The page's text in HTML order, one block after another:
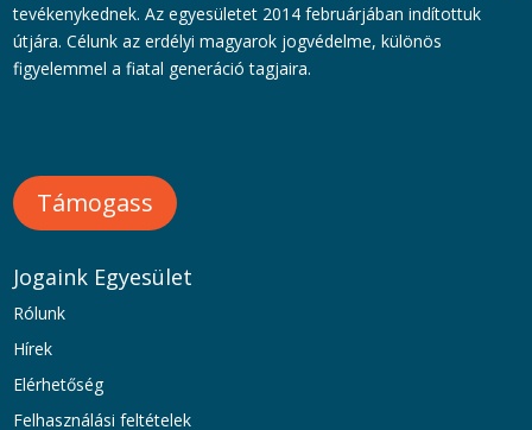
tevékenykednek. Az egyesületet 2014 februárjában indítottuk
útjára. Célunk az erdélyi magyarok jogvédelme, különös
figyelemmel a fiatal generáció tagjaira.
Támogass
Jogaink Egyesület
Rólunk
Hírek
Elérhetőség
Felhasználási feltételek